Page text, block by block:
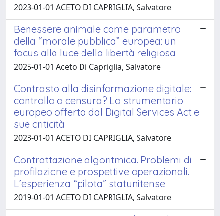
2023-01-01 ACETO DI CAPRIGLIA, Salvatore
Benessere animale come parametro
della “morale pubblica” europea: un
focus alla luce della libertà religiosa
2025-01-01 Aceto Di Capriglia, Salvatore
Contrasto alla disinformazione digitale:
controllo o censura? Lo strumentario
europeo offerto dal Digital Services Act e
sue criticità
2023-01-01 ACETO DI CAPRIGLIA, Salvatore
Contrattazione algoritmica. Problemi di
profilazione e prospettive operazionali.
L’esperienza “pilota” statunitense
2019-01-01 ACETO DI CAPRIGLIA, Salvatore